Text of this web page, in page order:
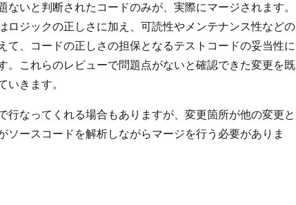
ないと判断されたコードのみが、実際にマージされます。
ロジックの正しさに加え、可読性やメンテナンス性などの
て、コードの正しさの担保となるテストコードの妥当性に
。これらのレビューで問題点がないと確認できた変更を既
いきます。
行なってくれる場合もありますが、変更箇所が他の変更と
ソースコードを解析しながらマージを行う必要がありま